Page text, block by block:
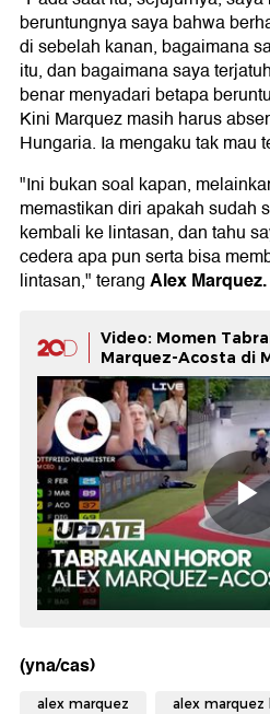
beruntungnya saya bahwa
di sebelah kanan, bagaimana
itu, dan bagaimana saya
benar menyadari betapa
Kini Marquez masih harus
Hungaria. Ia mengaku tak mau
"Ini bukan soal kapan,
memastikan diri apakah sudah
kembali ke lintasan, dan tahu
cedera apa pun serta bisa
lintasan," terangAlex Marquez.
Video: Momen
Marquez-Acosta di
2026
(yna/cas)
alex marquez alex marquez